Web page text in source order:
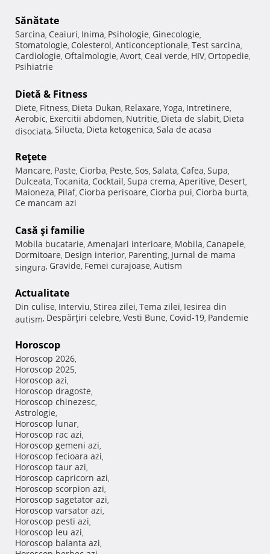
Sănătate
Sarcina, Ceaiuri, Inima, Psihologie, Ginecologie,
Stomatologie, Colesterol, Anticonceptionale, Test sarcina,
Cardiologie, Oftalmologie, Avort, Ceai verde, HIV, Ortopedie,
Psihiatrie
Dietă & Fitness
Diete, Fitness, Dieta Dukan, Relaxare, Yoga, Intretinere,
Aerobic, Exercitii abdomen, Nutritie, Dieta de slabit, Dieta
disociata, Silueta, Dieta ketogenica, Sala de acasa
Reţete
Mancare, Paste, Ciorba, Peste, Sos, Salata, Cafea, Supa,
Dulceata, Tocanita, Cocktail, Supa crema, Aperitive, Desert,
Maioneza, Pilaf, Ciorba perisoare, Ciorba pui, Ciorba burta,
Ce mancam azi
Casă şi familie
Mobila bucatarie, Amenajari interioare, Mobila, Canapele,
Dormitoare, Design interior, Parenting, Jurnal de mama
singura, Gravide, Femei curajoase, Autism
Actualitate
Din culise, Interviu, Stirea zilei, Tema zilei, Iesirea din
autism, Despărţiri celebre, Vesti Bune, Covid-19, Pandemie
Horoscop
Horoscop 2026,
Horoscop 2025,
Horoscop azi,
Horoscop dragoste,
Horoscop chinezesc,
Astrologie,
Horoscop lunar,
Horoscop rac azi,
Horoscop gemeni azi,
Horoscop fecioara azi,
Horoscop taur azi,
Horoscop capricorn azi,
Horoscop scorpion azi,
Horoscop sagetator azi,
Horoscop varsator azi,
Horoscop pesti azi,
Horoscop leu azi,
Horoscop balanta azi,